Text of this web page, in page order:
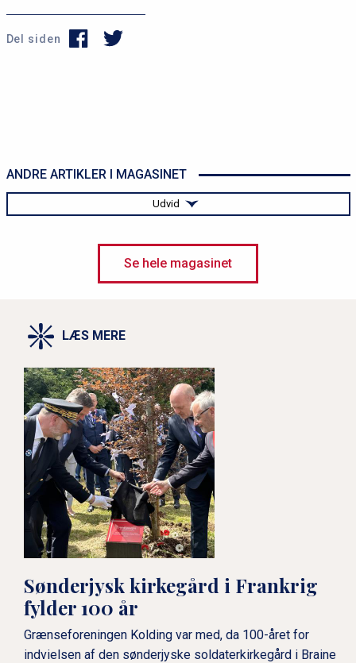
Del siden
ANDRE ARTIKLER I MAGASINET
Udvid
Sydslesviger var med på første parket
Se hele magasinet
LÆS MERE
Sønderjysk kirkegård i Frankrig
fylder 100 år
Grænseforeningen Kolding var med, da 100-året for
indvielsen af den sønderjyske soldaterkirkegård i Braine